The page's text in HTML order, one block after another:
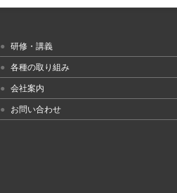
研修・講義
各種の取り組み
会社案内
お問い合わせ